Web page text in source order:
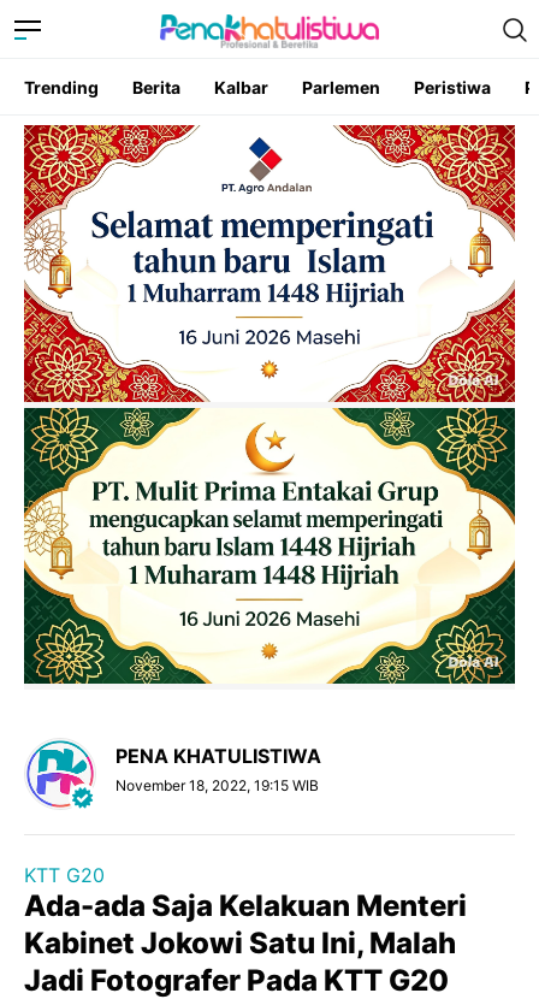
Trending Berita Kalbar Parlemen Peristiwa
PENA KHATULISTIWA
November 18, 2022, 19:15 WIB
KTT G20
Ada-ada Saja Kelakuan Menteri
Kabinet Jokowi Satu Ini, Malah
Jadi Fotografer Pada KTT G20